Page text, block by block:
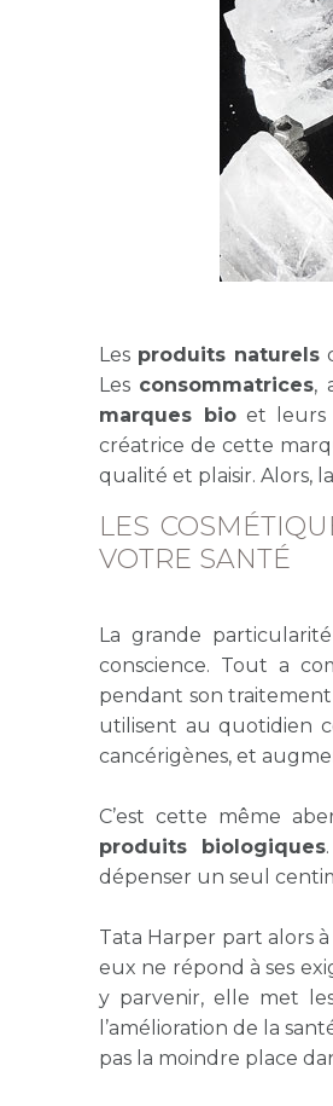
Les produits naturels
Les consommatrices,
marques bioet leurs
créatrice de cette
qualité et plaisir. Alors,
LES
VOTRE SANTÉ
La grande
conscience. Tout a
pendant son traitement
utilisent au quotidien
cancérigènes, et
C’est cette même
produits biologiques.
dépenser un seul
Tata Harper part alors
eux ne répond à ses
y parvenir, elle met
l’amélioration de la
pas la moindre place